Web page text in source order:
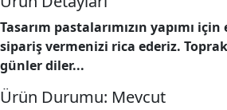
Tasarım pastalarımızın yapımı
sipariş vermenizi rica ederiz.
günler diler...
Ürün Durumu: Mevcut